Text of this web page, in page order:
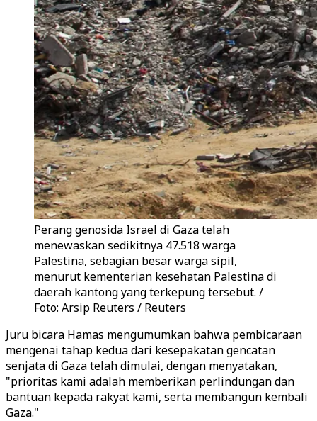
Perang genosida Israel di Gaza telah
menewaskan sedikitnya 47.518 warga
Palestina, sebagian besar warga sipil,
menurut kementerian kesehatan Palestina di
daerah kantong yang terkepung tersebut. /
Foto: Arsip Reuters / Reuters
Juru bicara Hamas mengumumkan bahwa pembicaraan
mengenai tahap kedua dari kesepakatan gencatan
senjata di Gaza telah dimulai, dengan menyatakan,
"prioritas kami adalah memberikan perlindungan dan
bantuan kepada rakyat kami, serta membangun kembali
Gaza."